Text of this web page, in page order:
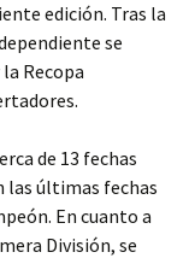
edición. Tras la
se
Recopa
de 13 fechas
las últimas fechas
En cuanto a
División, se